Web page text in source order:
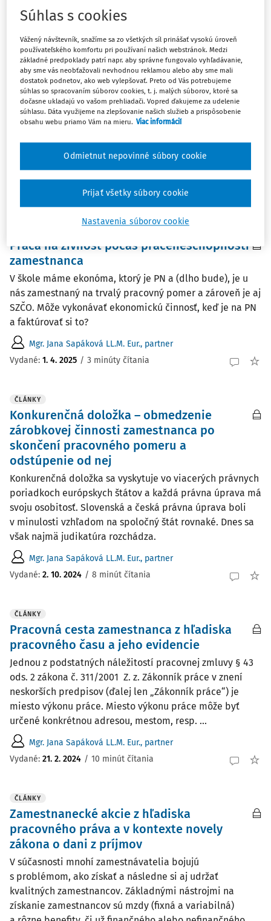
Mgr. Jana Sapáková LL.M. Eur., partner
Vydané:
1. 7. 2025 4 minúty čítania
ČLÁNKY
Prítomnosť na pracovisku bez pracovnej
zmluvy
Je možné na pracovisku zaškoľovať budúceho
základe tzv. dohody o zaškolení pár hodín týždenne?
/ 4 minúty čítania
Práca na živnosť počas práceneschopnosti
zamestnanca
V škole máme ekonóma, ktorý je PN a (dlho bude), je u
nás zamestnaný na trvalý pracovný pomer a zároveň je aj
SZČO. Môže vykonávať ekonomickú činnosť, keď je na PN
a faktúrovať si to?
Mgr. Jana Sapáková LL.M. Eur., partner
Vydané: 1. 4. 2025 / 3 minúty čítania
ČLÁNKY
Konkurenčná doložka – obmedzenie
zárobkovej činnosti zamestnanca po
skončení pracovného pomeru a
odstúpenie od nej
Konkurenčná doložka sa vyskytuje vo viacerých právnych
poriadkoch európskych štátov a každá právna úprava má
svoju osobitosť. Slovenská a česká právna úprava boli
v minulosti vzhľadom na spoločný štát rovnaké. Dnes sa
však najmä judikatúra rozchádza.
Mgr. Jana Sapáková LL.M. Eur., partner
Vydané: 2. 10. 2024 / 8 minút čítania
ČLÁNKY
Pracovná cesta zamestnanca z hľadiska
pracovného času a jeho evidencie
Jednou z podstatných náležitostí pracovnej zmluvy § 43
ods. 2 zákona č. 311/2001 Z. z. Zákonník práce v znení
neskorších predpisov (ďalej len „Zákonník práce“) je
miesto výkonu práce. Miesto výkonu práce môže byť
určené konkrétnou adresou, mestom, resp. ...
Mgr. Jana Sapáková LL.M. Eur., partner
Vydané: 21. 2. 2024 / 10 minút čítania
ČLÁNKY
Zamestnanecké akcie z hľadiska
pracovného práva a v kontexte novely
zákona o dani z príjmov
V súčasnosti mnohí zamestnávatelia bojujú
s problémom, ako získať a následne si aj udržať
kvalitných zamestnancov. Základnými nástrojmi na
získanie zamestnancov sú mzdy (fixná a variabilná)
Súhlas s cookies
Vážený návštevník, snažíme sa zo všetkých síl prinášať vysokú úroveň
používateľského komfortu pri používaní našich webstránok. Medzi
základné predpoklady patrí napr. aby správne fungovalo vyhľadávanie,
aby sme vás neobťažovali nevhodnou reklamou alebo aby sme mali
dostatok podnetov, ako web vylepšovať. Preto od Vás potrebujeme
súhlas so spracovaním súborov cookies, t. j. malých súborov, ktoré sa
dočasne ukladajú vo vašom prehliadači. Vopred ďakujeme za udelenie
súhlasu. Dáta využijeme na zlepšovanie našich služieb a prispôsobenie
obsahu webu priamo Vám na mieru. Viac informácií
Nastavenia súborov cookie
Odmietnut nepovinné súbory cookie
Prijať všetky súbory cookie